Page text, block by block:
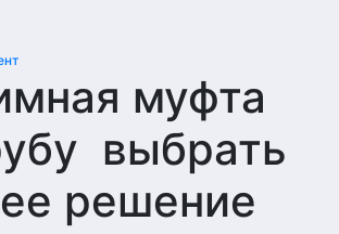
муфта
выбрать
решение